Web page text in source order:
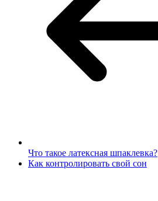
Что такое латексная шпаклевка?
Как контролировать свой сон